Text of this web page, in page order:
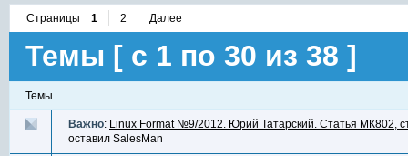
Страницы 1 2 Далее
Темы [ с 1 по 30 из 38 ]
Темы
Важно: Linux Format №9/2012. Юрий Татарский. Статья МК802,
оставил SalesMan